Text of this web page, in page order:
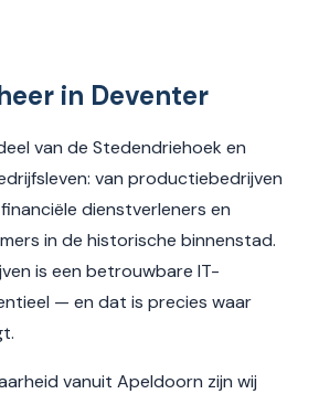
in Deventer
van de Stedendriehoek en
van productiebedrijven
dienstverleners en
in de historische binnenstad.
is een betrouwbare IT-
— en dat is precies waar
vanuit Apeldoorn zijn wij